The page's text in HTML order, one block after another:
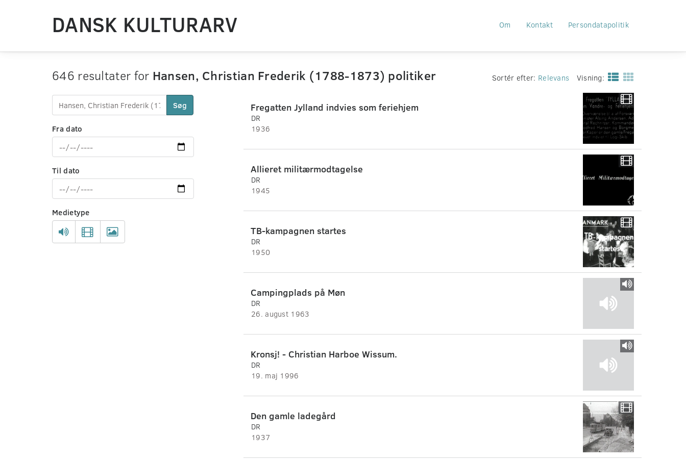
DANSK KULTURARV Om Kontakt Persondatapolitik
646 resultater for Hansen, Christian Frederik (1788-1873) politiker
Søg
Fra dato
Til dato
Medietype
Sortér efter: Relevans Visning:
Fregatten Jylland indvies som feriehjem
DR
1936
Allieret militærmodtagelse
DR
1945
TB-kampagnen startes
DR
1950
Campingplads på Møn
DR
26. august 1963
Kronsj! - Christian Harboe Wissum.
DR
19. maj 1996
Den gamle ladegård
DR
1937